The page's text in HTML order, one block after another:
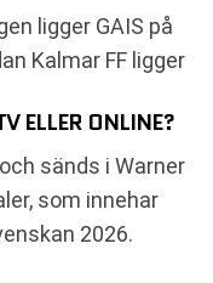
ligger GAIS på
Kalmar FF ligger
ELLER ONLINE?
sänds i Warner
som innehar
2026.